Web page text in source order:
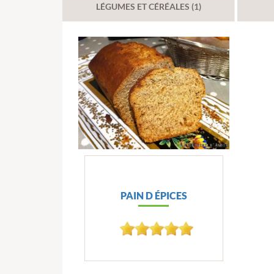
LÉGUMES ET CÉRÉALES (1)
PAIN D ÉPICES